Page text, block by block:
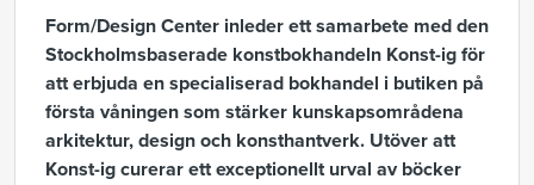
Form/Design Center inleder ett samarbete med den
Stockholmsbaserade konstbokhandeln Konst-ig för
att erbjuda en specialiserad bokhandel i butiken på
första våningen som stärker kunskapsområdena
arkitektur, design och konsthantverk. Utöver att
Konst-ig curerar ett exceptionellt urval av böcker